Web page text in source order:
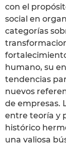
con el
social en
categorías
humano, su
tendencias
nuevos
de empresas.
entre teoría y
histórico
una valiosa